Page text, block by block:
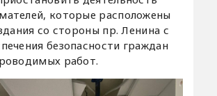
которые расположены
со стороны пр. Ленина с
безопасности граждан
работ.